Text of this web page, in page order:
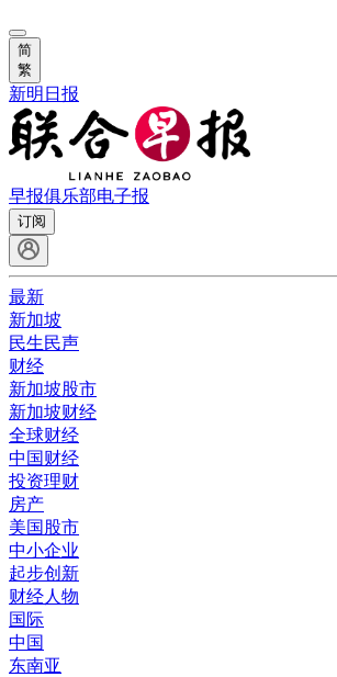
简
繁
新明日报
早报俱乐部电子报
订阅
最新
新加坡
民生民声
财经
新加坡股市
新加坡财经
全球财经
中国财经
投资理财
房产
美国股市
中小企业
起步创新
财经人物
国际
中国
东南亚